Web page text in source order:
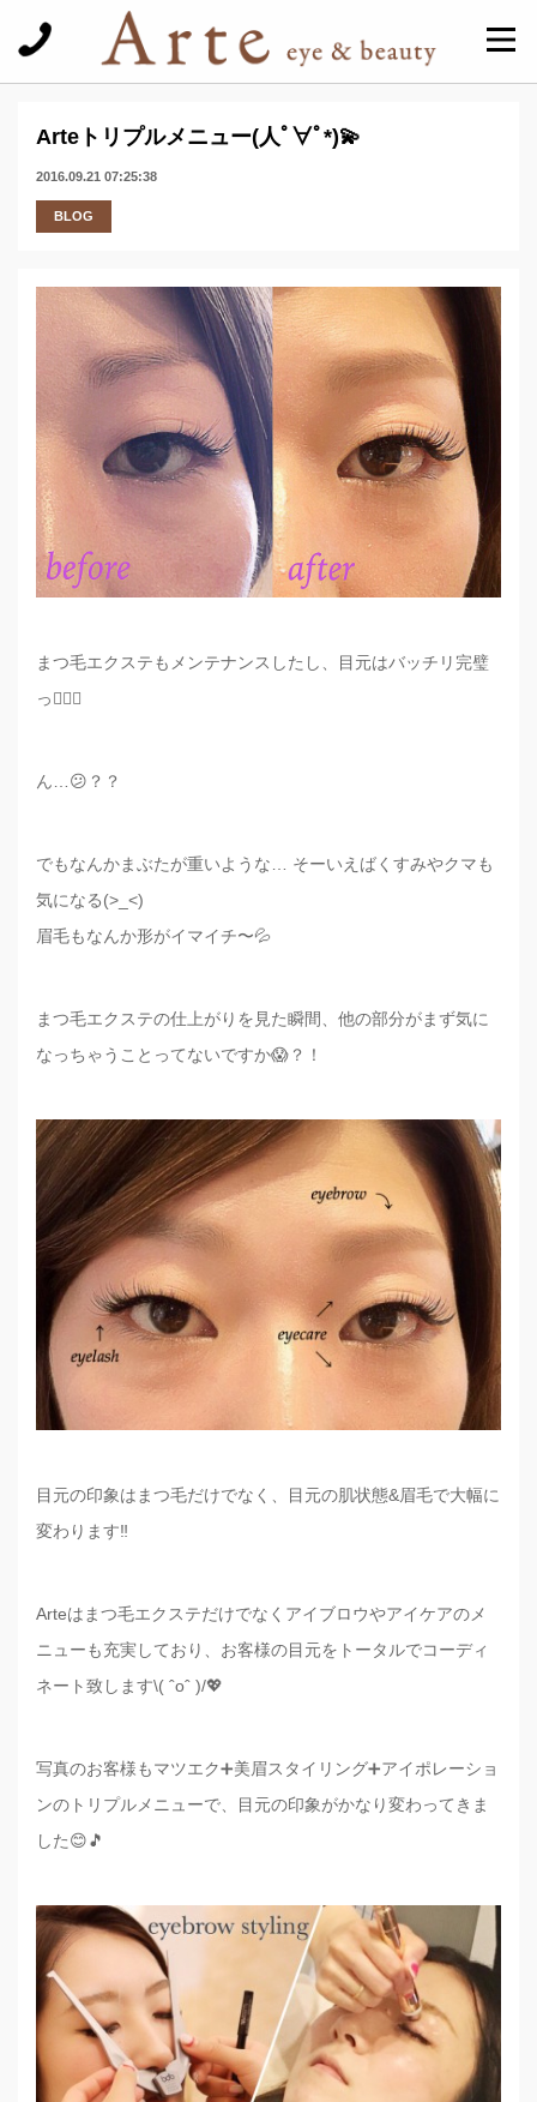
Arteトリプルメニュー(人ﾟ∀ﾟ*)💫
2016.09.21 07:25:38
BLOG
まつ毛エクステもメンテナンスしたし、目元はバッチリ完璧
っ👍🏼✨
ん…😕？？
でもなんかまぶたが重いような… そーいえばくすみやクマも
気になる(>_<)
眉毛もなんか形がイマイチ〜💦
まつ毛エクステの仕上がりを見た瞬間、他の部分がまず気に
なっちゃうことってないですか😱？！
目元の印象はまつ毛だけでなく、目元の肌状態&眉毛で大幅に
変わります‼️
Arteはまつ毛エクステだけでなくアイブロウやアイケアのメ
ニューも充実しており、お客様の目元をトータルでコーディ
ネート致します\( ˆoˆ )/💖
写真のお客様もマツエク➕美眉スタイリング➕アイポレーショ
ンのトリプルメニューで、目元の印象がかなり変わってきま
した😊🎵